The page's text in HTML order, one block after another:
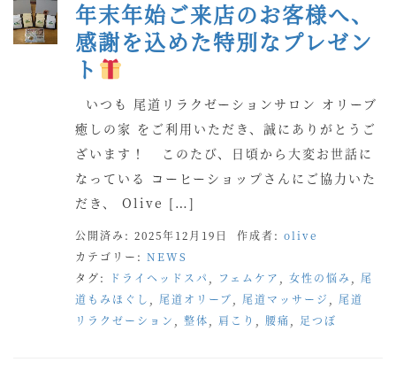
年末年始ご来店のお客様へ、
感謝を込めた特別なプレゼン
ト
いつも 尾道リラクゼーションサロン オリーブ
癒しの家 をご利用いただき、誠にありがとうご
ざいます！ このたび、日頃から大変お世話に
なっている コーヒーショップさんにご協力いた
だき、 Olive […]
公開済み: 2025年12月19日 作成者: olive
カテゴリー: NEWS
タグ:
ドライヘッドスパ フェムケア 女性の悩み
尾
道もみほぐし
尾道オリーブ 尾道マッサージ
尾道
リラクゼーション
整体 肩こり 腰痛 足つぼ